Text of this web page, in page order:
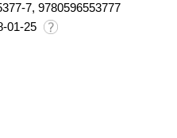
7, 9780596553777
01-25